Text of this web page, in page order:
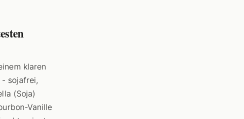
klaren
- sojafrei,
(Soja)
Vanille